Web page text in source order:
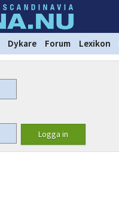
Dykare Forum Lexikon